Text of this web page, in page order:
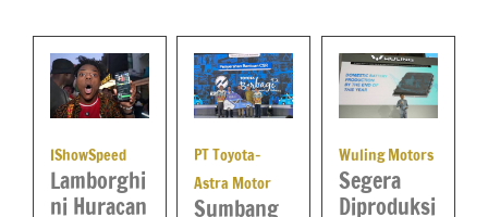
IShowSpeed
Lamborghi
ni Huracan
PT Toyota-
Astra Motor
Sumbang
Wuling Motors
Segera
Diproduksi